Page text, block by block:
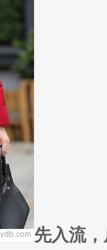
先入流